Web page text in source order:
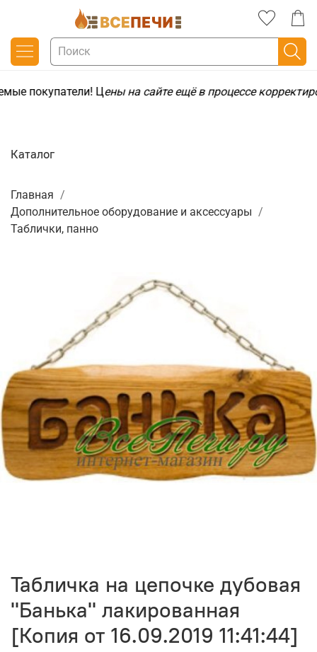
покупатели! Цены на сайте ещё в процессе
Главная
Дополнительное оборудование и аксессуары
Таблички, панно
Табличка на цепочке дубовая
"Банька" лакированная
[Копия от 16.09.2019 11:41:44]
Каталог